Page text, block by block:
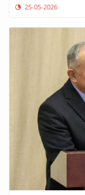
25-05-2026